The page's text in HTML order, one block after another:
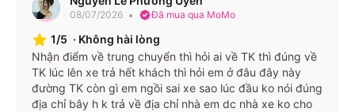
08/07/2026 Đã mua qua MoMo
1/5 · Không hài lòng
Nhận điểm về trung chuyển thì hỏi ai về TK thì đúng về
TK lúc lên xe trả hết khách thì hỏi em ở đâu đây này
đường TK còn gì em ngồi sai xe sao lúc đầu ko nói đúng
địa chỉ bây h k trả về địa chỉ nhà em dc nhà xe ko cho